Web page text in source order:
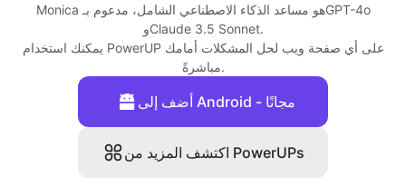
Monica هو مساعد الذكاء الاصطناعي الشامل، مدعوم بـGPT-4o
وClaude 3.5 Sonnet.
يمكنك استخدام PowerUP على أي صفحة ويب لحل المشكلات أمامك
مباشرةً.
أضف إلى Android - مجانًا
اكتشف المزيد من PowerUPs